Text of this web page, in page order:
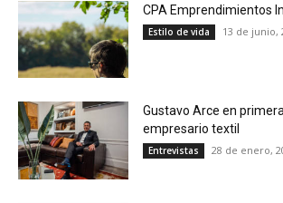
CPA Emprendimientos
Estilo de vida 13 de junio,
Gustavo Arce en
empresario textil
Entrevistas 28 de enero,